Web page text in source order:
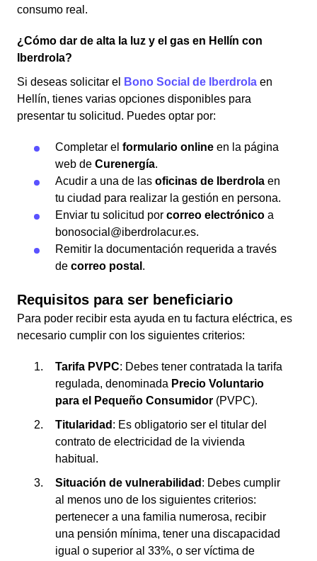
consumo real.
¿Cómo dar de alta la luz y el gas en Hellín con
Iberdrola?
Si deseas solicitar el
Bono Social de Iberdrola en
Hellín, tienes varias opciones disponibles para
presentar tu solicitud. Puedes optar por:
Completar el formulario online en la página
web de Curenergía.
Acudir a una de las oficinas de Iberdrola en
tu ciudad para realizar la gestión en persona.
Enviar tu solicitud por correo electrónico a
bonosocial@iberdrolacur.es.
Remitir la documentación requerida a través
de correo postal .
Requisitos para ser beneficiario
Para poder recibir esta ayuda en tu factura eléctrica, es
necesario cumplir con los siguientes criterios:
Tarifa PVPC: Debes tener contratada la tarifa
regulada, denominada Precio Voluntario
para el Pequeño Consumidor (PVPC).
Titularidad : Es obligatorio ser el titular del
contrato de electricidad de la vivienda
habitual.
Situación de vulnerabilidad : Debes cumplir
al menos uno de los siguientes criterios:
pertenecer a una familia numerosa, recibir
una pensión mínima, tener una discapacidad
igual o superior al 33%, o ser víctima de